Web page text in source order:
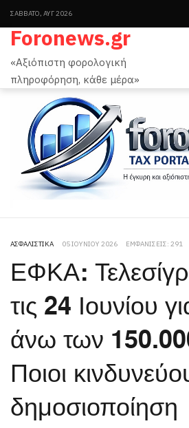
ΣΆΒΒΑΤΟ, ΑΥΓ 2026
Foronews.gr
«Αξιόπιστη φορολογική
πληροφόρηση, κάθε μέρα»
ΑΣΦΑΛΙΣΤΙΚΆ 05 ΙΟΥΝΊΟΥ 2026 ΕΜΦΑΝΊΣΕΙΣ: 291
ΕΦΚΑ:
τις 24 Ιουνίου
άνω των
Ποιοι
δημοσιοποίηση